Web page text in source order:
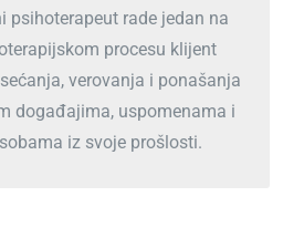
psihoterapeut rade jedan na
procesu klijent
verovanja i ponašanja
događajima, uspomenama i
iz svoje prošlosti.